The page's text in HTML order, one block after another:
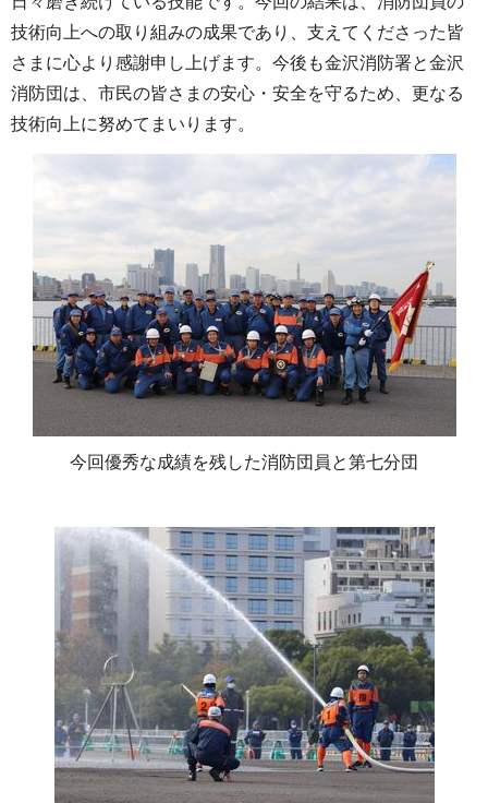
技術向上への取り組みの成果であり、支えてくださった皆
さまに心より感謝申し上げます。今後も金沢消防署と金沢
消防団は、市民の皆さまの安心・安全を守るため、更なる
技術向上に努めてまいります。
今回優秀な成績を残した消防団員と第七分団